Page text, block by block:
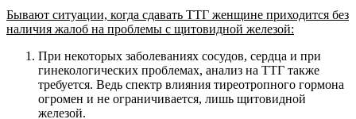
Бывают ситуации, когда сдавать ТТГ женщине приходится без
наличия жалоб на проблемы с щитовидной железой:
При некоторых заболеваниях сосудов, сердца и при
гинекологических проблемах, анализ на ТТГ также
требуется. Ведь спектр влияния тиреотропного гормона
огромен и не ограничивается, лишь щитовидной
железой.